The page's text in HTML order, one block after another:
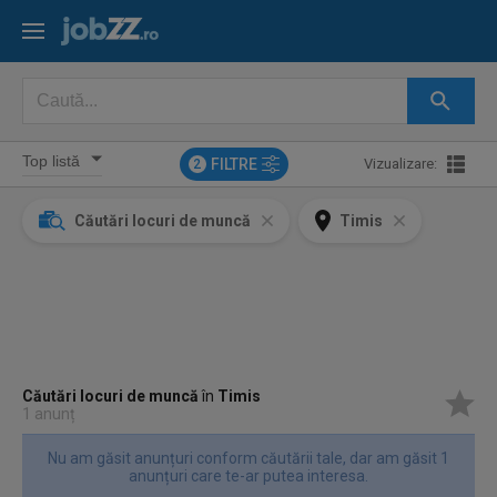
2 FILTRE Vizualizare:
Căutări locuri de muncă Timis
Căutări locuri de muncăîn Timis
1 anunț
Nu am găsit anunțuri conform căutării tale, dar am găsit 1
anunțuri care te-ar putea interesa.